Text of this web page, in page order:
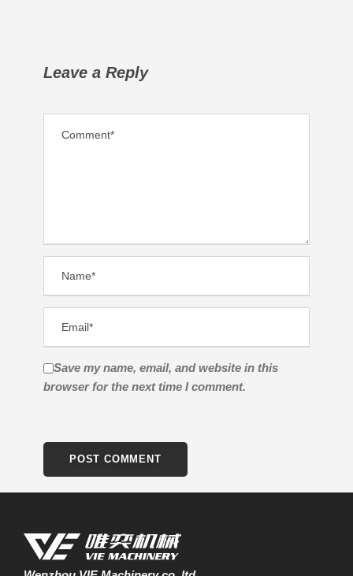
Leave a Reply
Save my name, email, and website in this
browser for the next time I comment.